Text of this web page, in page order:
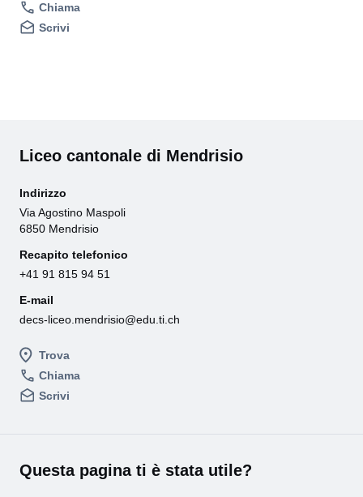
Chiama
Scrivi
Liceo cantonale di Mendrisio
Trova
Chiama
Scrivi
Indirizzo
Via Agostino Maspoli
6850 Mendrisio
Recapito telefonico
+41 91 815 94 51
E-mail
decs-liceo.mendrisio@edu.ti.ch
Questa pagina ti è stata utile?